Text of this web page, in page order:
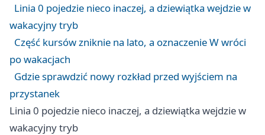
Linia 0 pojedzie nieco inaczej, a dziewiątka wejdzie w
wakacyjny tryb
Część kursów zniknie na lato, a oznaczenie W wróci
po wakacjach
Gdzie sprawdzić nowy rozkład przed wyjściem na
przystanek
Linia 0 pojedzie nieco inaczej, a dziewiątka wejdzie w
wakacyjny tryb